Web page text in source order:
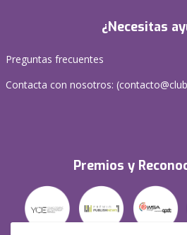
¿Necesitas
Preguntas frecuentes
Contacta con nosotros: (
Premios y